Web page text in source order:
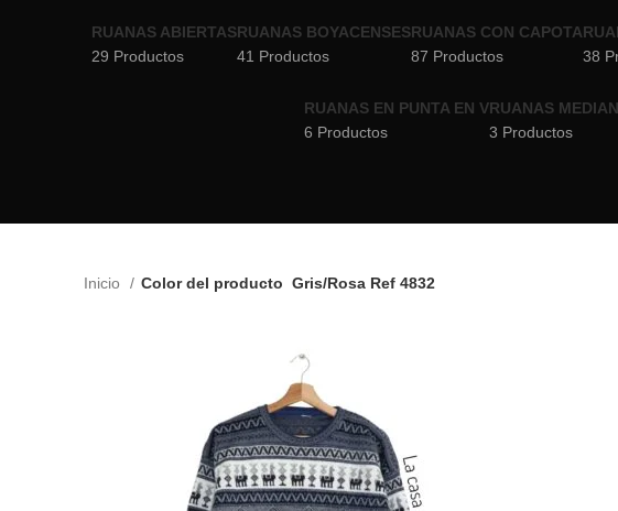
RUANAS ABIERTAS
29 Productos
RUANAS BOYACENSES
41 Productos
RUANAS CON CAPOTA
87 Productos
38
RUANAS EN PUNTA EN V
6 Productos
RUANAS
3 Productos
Inicio Color del producto Gris/Rosa Ref 4832